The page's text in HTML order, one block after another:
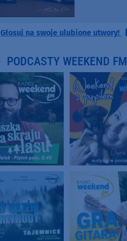
Głosuj na swoje ulubione utwory!
PODCASTY WEEKEND FM